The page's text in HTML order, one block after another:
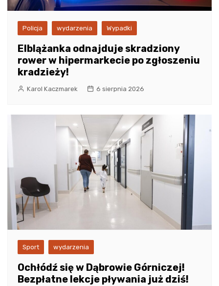
Policja wydarzenia Wypadki
Elblążanka odnajduje skradziony
rower w hipermarkecie po zgłoszeniu
kradzieży!
Karol Kaczmarek 6 sierpnia 2026
Sport wydarzenia
Ochłódź się w Dąbrowie Górniczej!
Bezpłatne lekcje pływania już dziś!